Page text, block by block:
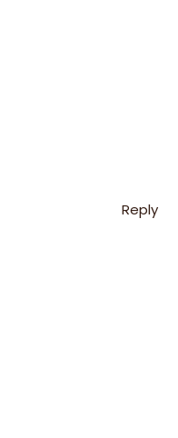
Reply